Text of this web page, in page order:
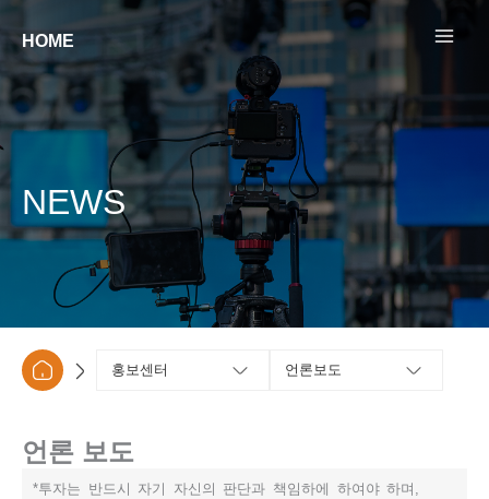
건너뛰기
HOME
NEWS
홍보센터 언론보도
언론 보도
*투자는 반드시 자기 자신의 판단과 책임하에 하여야 하며,